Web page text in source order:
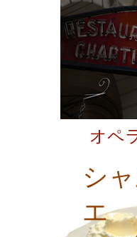
シ
エ
オペ